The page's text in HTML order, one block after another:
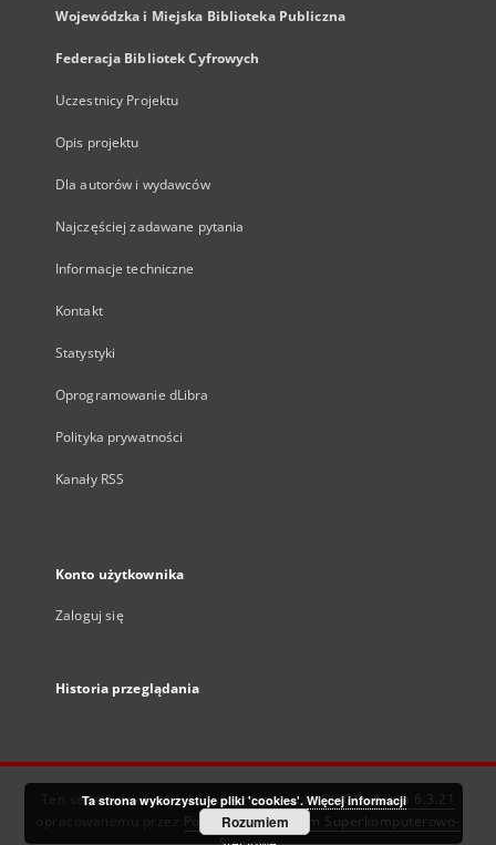
Wojewódzka i Miejska Biblioteka Publiczna
Federacja Bibliotek Cyfrowych
Uczestnicy Projektu
Opis projektu
Dla autorów i wydawców
Najczęściej zadawane pytania
Informacje techniczne
Kontakt
Statystyki
Oprogramowanie dLibra
Polityka prywatności
Kanały RSS
Konto użytkownika
Zaloguj się
Historia przeglądania
Ten serwis działa dzięki oprogramowaniuDInGO dLibra 6.3.21
Poznańskie Centrum Superkomputerowo-
Ta strona wykorzystuje pliki 'cookies'. Więcej informacji
Rozumiem